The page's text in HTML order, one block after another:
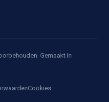
Gemaakt in
Cookies